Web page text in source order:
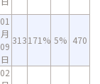
01
月
09
日
313171% 5% 470
02